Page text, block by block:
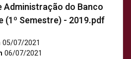
Administração do Banco
(1º Semestre) - 2019.pdf
05/07/2021
06/07/2021